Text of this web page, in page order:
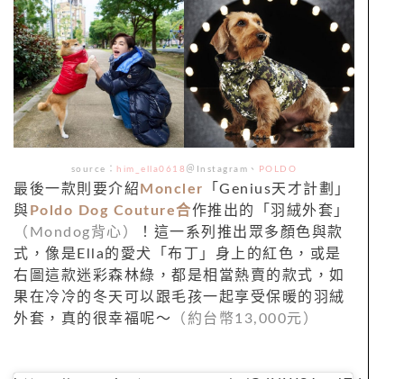
source： him_ella0618 ＠Instagram、 POLDO
最後一款則要介紹 Moncler 「Genius天才計劃」
與 Poldo Dog Couture合作推出的「羽絨外套」
（Mondog背心）
！這一系列推出眾多顏色與款
式，像是Ella的愛犬「布丁」身上的紅色，或是
右圖這款迷彩森林綠，都是相當熱賣的款式，如
果在冷冷的冬天可以跟毛孩一起享受保暖的羽絨
外套，真的很幸福呢～
（約台幣13,000元）